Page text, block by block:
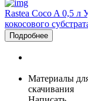
Rastea Coco A 0,5 л
кокосового
Подробнее
Материалы
скачивания